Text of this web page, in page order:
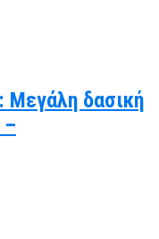
Μεγάλη δασική
–